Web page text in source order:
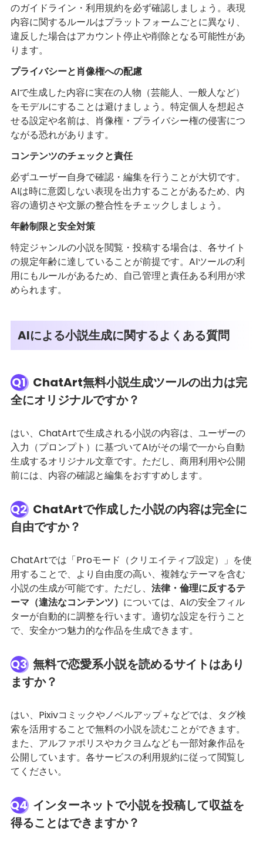
のガイドライン・利用規約を必ず確認しましょう。表現
内容に関するルールはプラットフォームごとに異なり、
違反した場合はアカウント停止や削除となる可能性があ
ります。
プライバシーと肖像権への配慮
AIで生成した内容に実在の人物（芸能人、一般人など）
をモデルにすることは避けましょう。特定個人を想起さ
せる設定や名前は、肖像権・プライバシー権の侵害につ
ながる恐れがあります。
コンテンツのチェックと責任
必ずユーザー自身で確認・編集を行うことが大切です。
AIは時に意図しない表現を出力することがあるため、内
容の適切さや文脈の整合性をチェックしましょう。
年齢制限と安全対策
特定ジャンルの小説を閲覧・投稿する場合は、各サイト
の規定年齢に達していることが前提です。AIツールの利
用にもルールがあるため、自己管理と責任ある利用が求
められます。
AIによる小説生成に関するよくある質問
Q1 ChatArt無料小説生成ツールの出力は完
全にオリジナルですか？
はい、ChatArtで生成される小説の内容は、ユーザーの
入力（プロンプト）に基づいてAIがその場で一から自動
生成するオリジナル文章です。ただし、商用利用や公開
前には、内容の確認と編集をおすすめします。
Q2 ChatArtで作成した小説の内容は完全に
自由ですか？
ChatArtでは「Proモード（クリエイティブ設定）」を使
用することで、より自由度の高い、複雑なテーマを含む
小説の生成が可能です。ただし、 法律・倫理に反するテ
ーマ（違法なコンテンツ） については、AIの安全フィル
ターが自動的に調整を行います。適切な設定を行うこと
で、安全かつ魅力的な作品を生成できます。
Q3 無料で恋愛系小説を読めるサイトはあり
ますか？
はい、Pixivコミックやノベルアップ＋などでは、タグ検
索を活用することで無料の小説を読むことができます。
また、アルファポリスやカクヨムなども一部対象作品を
公開しています。各サービスの利用規約に従って閲覧し
てください。
Q4 インターネットで小説を投稿して収益を
得ることはできますか？